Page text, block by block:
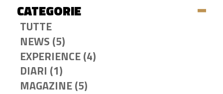
CATEGORIE
TUTTE
NEWS (5)
EXPERIENCE (4)
DIARI (1)
MAGAZINE (5)